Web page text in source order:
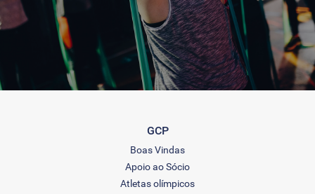
GCP
Boas Vindas
Apoio ao Sócio
Atletas olímpicos